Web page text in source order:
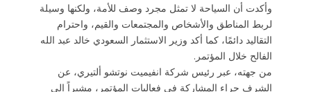
وأكدت أن السياحة لا تمثل مجرد وصف للأمة، ولكنها وسيلة
لربط المناطق والأشخاص والمجتمعات والقيم، واحترام
التقاليد دائمًا، كما أكد وزير الاستثمار السعودي خالد عبد الله
الفالح خلال المؤتمر.
من جهته، عبر رئيس شركة انفيميت نوتشو ألتيري، عن
الشرف جراء المشاركة في فعاليات المؤتمر، مشيراً إلى